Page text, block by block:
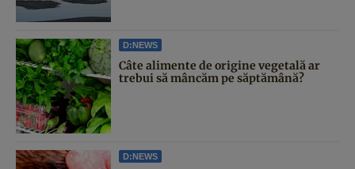
D:NEWS
Câte alimente de origine vegetală ar
trebui să mâncăm pe săptămână?
D:NEWS